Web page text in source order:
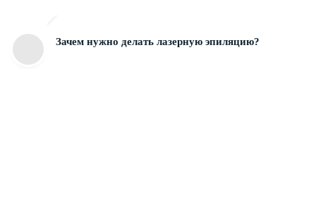
Зачем нужно делать лазерную эпиляцию?